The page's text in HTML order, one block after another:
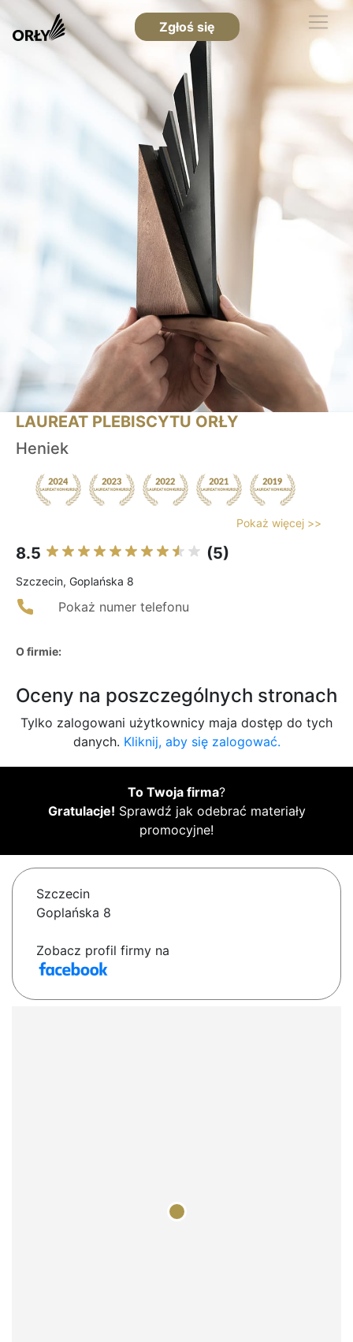
Zgłoś się
LAUREAT PLEBISCYTU ORŁY
Heniek
Pokaż więcej >>
8.5 (5)
Szczecin, Goplańska 8
Pokaż numer telefonu
O firmie:
Oceny na poszczególnych stronach
Tylko zalogowani użytkownicy maja dostęp do tych
danych. Kliknij, aby się zalogować.
To Twoja firma?
Gratulacje! Sprawdź jak odebrać materiały
promocyjne!
Szczecin
Goplańska 8
Zobacz profil firmy na